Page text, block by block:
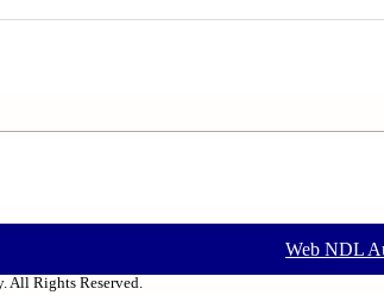
Web NDL
All Rights Reserved.